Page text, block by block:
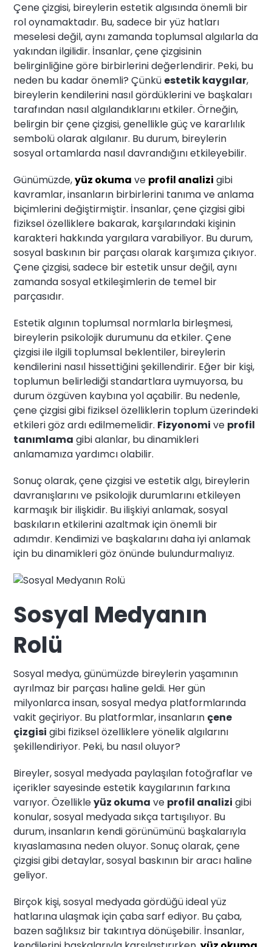
Çene çizgisi, bireylerin estetik algısında önemli bir
rol oynamaktadır. Bu, sadece bir yüz hatları
meselesi değil, aynı zamanda toplumsal algılarla da
yakından ilgilidir. İnsanlar, çene çizgisinin
belirginliğine göre birbirlerini değerlendirir. Peki, bu
neden bu kadar önemli? Çünkü estetik kaygılar,
bireylerin kendilerini nasıl gördüklerini ve başkaları
tarafından nasıl algılandıklarını etkiler. Örneğin,
belirgin bir çene çizgisi, genellikle güç ve kararlılık
sembolü olarak algılanır. Bu durum, bireylerin
sosyal ortamlarda nasıl davrandığını etkileyebilir.
Günümüzde,yüz okuma ve profil analizi gibi
kavramlar, insanların birbirlerini tanıma ve anlama
biçimlerini değiştirmiştir. İnsanlar, çene çizgisi gibi
fiziksel özelliklere bakarak, karşılarındaki kişinin
karakteri hakkında yargılara varabiliyor. Bu durum,
sosyal baskının bir parçası olarak karşımıza çıkıyor.
Çene çizgisi, sadece bir estetik unsur değil, aynı
zamanda sosyal etkileşimlerin de temel bir
parçasıdır.
Estetik algının toplumsal normlarla birleşmesi,
bireylerin psikolojik durumunu da etkiler. Çene
çizgisi ile ilgili toplumsal beklentiler, bireylerin
kendilerini nasıl hissettiğini şekillendirir. Eğer bir kişi,
toplumun belirlediği standartlara uymuyorsa, bu
durum özgüven kaybına yol açabilir. Bu nedenle,
çene çizgisi gibi fiziksel özelliklerin toplum üzerindeki
etkileri göz ardı edilmemelidir. Fizyonomi ve profil
tanımlama gibi alanlar, bu dinamikleri
anlamamıza yardımcı olabilir.
Sonuç olarak, çene çizgisi ve estetik algı, bireylerin
davranışlarını ve psikolojik durumlarını etkileyen
karmaşık bir ilişkidir. Bu ilişkiyi anlamak, sosyal
baskıların etkilerini azaltmak için önemli bir
adımdır. Kendimizi ve başkalarını daha iyi anlamak
için bu dinamikleri göz önünde bulundurmalıyız.
Sosyal Medyanın
Rolü
Sosyal medya, günümüzde bireylerin yaşamının
ayrılmaz bir parçası haline geldi. Her gün
milyonlarca insan, sosyal medya platformlarında
vakit geçiriyor. Bu platformlar, insanların çene
çizgisi gibi fiziksel özelliklere yönelik algılarını
şekillendiriyor. Peki, bu nasıl oluyor?
Bireyler, sosyal medyada paylaşılan fotoğraflar ve
içerikler sayesinde estetik kaygılarının farkına
varıyor. Özellikleyüz okuma ve profil analizi gibi
konular, sosyal medyada sıkça tartışılıyor. Bu
durum, insanların kendi görünümünü başkalarıyla
kıyaslamasına neden oluyor. Sonuç olarak, çene
çizgisi gibi detaylar, sosyal baskının bir aracı haline
geliyor.
Birçok kişi, sosyal medyada gördüğü ideal yüz
hatlarına ulaşmak için çaba sarf ediyor. Bu çaba,
bazen sağlıksız bir takıntıya dönüşebilir. İnsanlar,